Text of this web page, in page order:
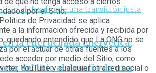
la encrucijada energética:
del litio al desafío de una
por el Sitio.
de Privacidad se aplica
a la información ofrecida y recibida por
quedando entendido que La ONG no se
por el actuar de otras fuentes a los
acceder por medio del Sitio, como
YouTube y cualquier otra red social o